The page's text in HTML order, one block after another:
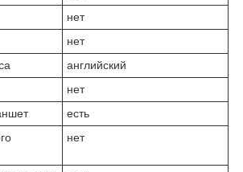
нет
нет
английский
нет
есть
нет